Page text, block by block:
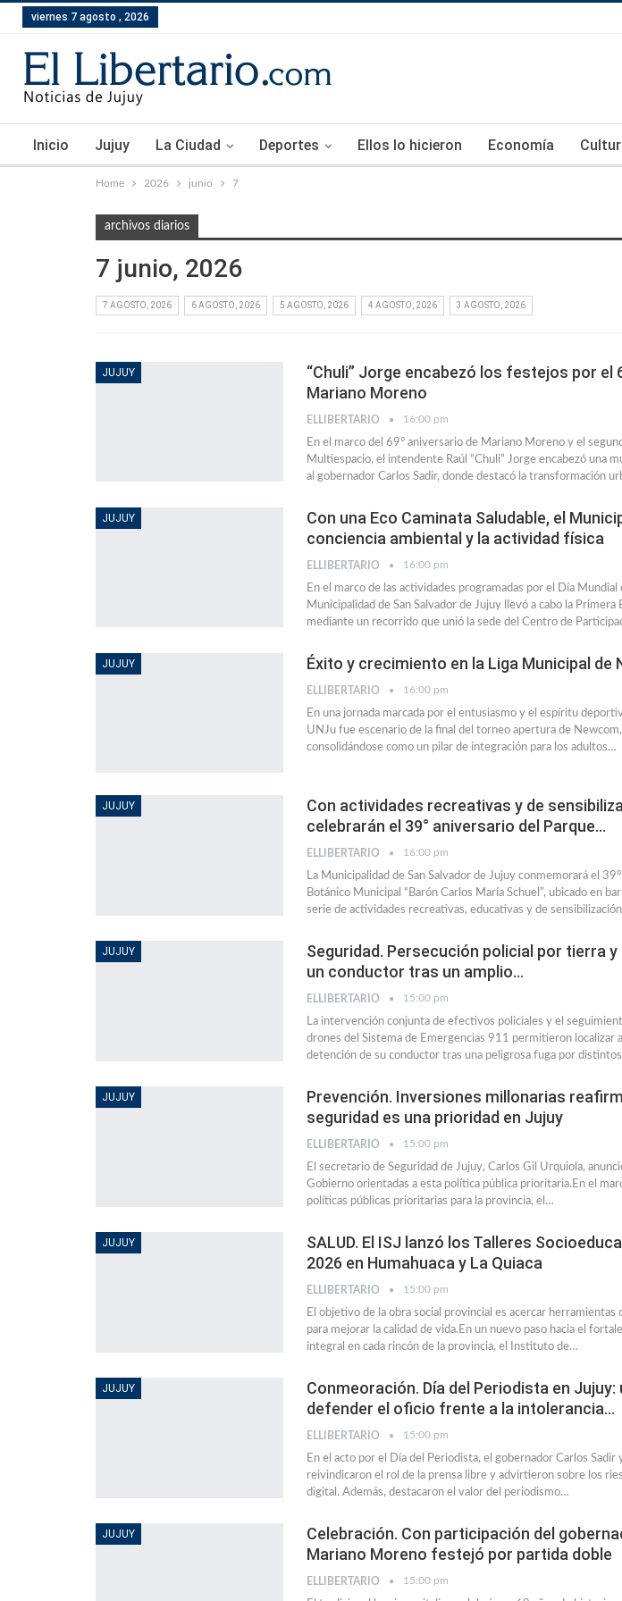
viernes 7 agosto , 2026
Inicio Jujuy La Ciudad Deportes Ellos lo hicieron Economía
Home 2026 junio 7
archivos diarios
7 junio, 2026
7 AGOSTO, 2026 6 AGOSTO, 2026 5 AGOSTO, 2026 4 AGOSTO, 2026 3 AGOSTO, 2026
JUJUY
“Chuli” Jorge encabezó los festejos por el
Mariano Moreno
ELLIBERTARIO 16:00 pm
En el marco del 69° aniversario de Mariano Moreno y el
Multiespacio, el intendente Raúl “Chuli” Jorge encabezó una
al gobernador Carlos Sadir, donde destacó la transformación
JUJUY
Con una Eco Caminata Saludable, el
conciencia ambiental y la actividad física
ELLIBERTARIO 16:00 pm
En el marco de las actividades programadas por el Día
Municipalidad de San Salvador de Jujuy llevó a cabo la Primera
mediante un recorrido que unió la sede del Centro de
JUJUY Éxito y crecimiento en la Liga Municipal de
ELLIBERTARIO 16:00 pm
En una jornada marcada por el entusiasmo y el espíritu
UNJu fue escenario de la final del torneo apertura de
consolidándose como un pilar de integración para los adultos…
JUJUY
Con actividades recreativas y de
celebrarán el 39° aniversario del Parque…
ELLIBERTARIO 16:00 pm
La Municipalidad de San Salvador de Jujuy conmemorará el
Botánico Municipal “Barón Carlos María Schuel”, ubicado en
serie de actividades recreativas, educativas y de
JUJUY
Seguridad. Persecución policial por tierra
un conductor tras un amplio…
ELLIBERTARIO 15:00 pm
La intervención conjunta de efectivos policiales y el
drones del Sistema de Emergencias 911 permitieron localizar
detención de su conductor tras una peligrosa fuga por
JUJUY
Prevención. Inversiones millonarias
seguridad es una prioridad en Jujuy
ELLIBERTARIO 15:00 pm
El secretario de Seguridad de Jujuy, Carlos Gil Urquiola,
Gobierno orientadas a esta política pública prioritaria.En el
políticas públicas prioritarias para la provincia, el…
JUJUY
SALUD. El ISJ lanzó los Talleres
2026 en Humahuaca y La Quiaca
ELLIBERTARIO 15:00 pm
El objetivo de la obra social provincial es acercar herramientas
para mejorar la calidad de vida.En un nuevo paso hacia el
integral en cada rincón de la provincia, el Instituto de…
JUJUY
Conmeoración. Día del Periodista en Jujuy:
defender el oficio frente a la intolerancia…
ELLIBERTARIO 15:00 pm
En el acto por el Día del Periodista, el gobernador Carlos
reivindicaron el rol de la prensa libre y advirtieron sobre los
digital. Además, destacaron el valor del periodismo…
JUJUY
Celebración. Con participación del
Mariano Moreno festejó por partida doble
ELLIBERTARIO 15:00 pm